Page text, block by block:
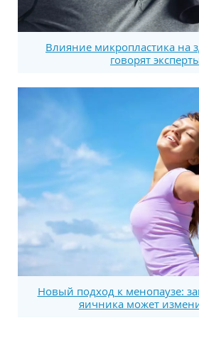
Влияние микропластика на
говорят
Новый подход к менопаузе:
яичника может